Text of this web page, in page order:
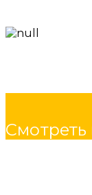
Смотреть